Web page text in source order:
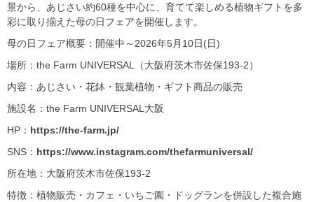
景から、あじさい約60種を中心に、育てて楽しめる植物ギフトを多
彩に取り揃えた母の日フェアを開催します。
母の日フェア概要：開催中～2026年5月10日(日)
場所：the Farm UNIVERSAL（大阪府茨木市佐保193-2）
内容：あじさい・花鉢・観葉植物・ギフト商品の販売
施設名：the Farm UNIVERSAL大阪
HP： https://the-farm.jp/
SNS： https://www.instagram.com/thefarmuniversal/
所在地：大阪府茨木市佐保193-2
特徴：植物販売・カフェ・いちご園・ドッグランを併設した複合施